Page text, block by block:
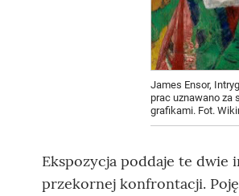
James Ensor,
prac uznawano za
grafikami. Fot.
Ekspozycja poddaje te dwie
przekornej konfrontacji.